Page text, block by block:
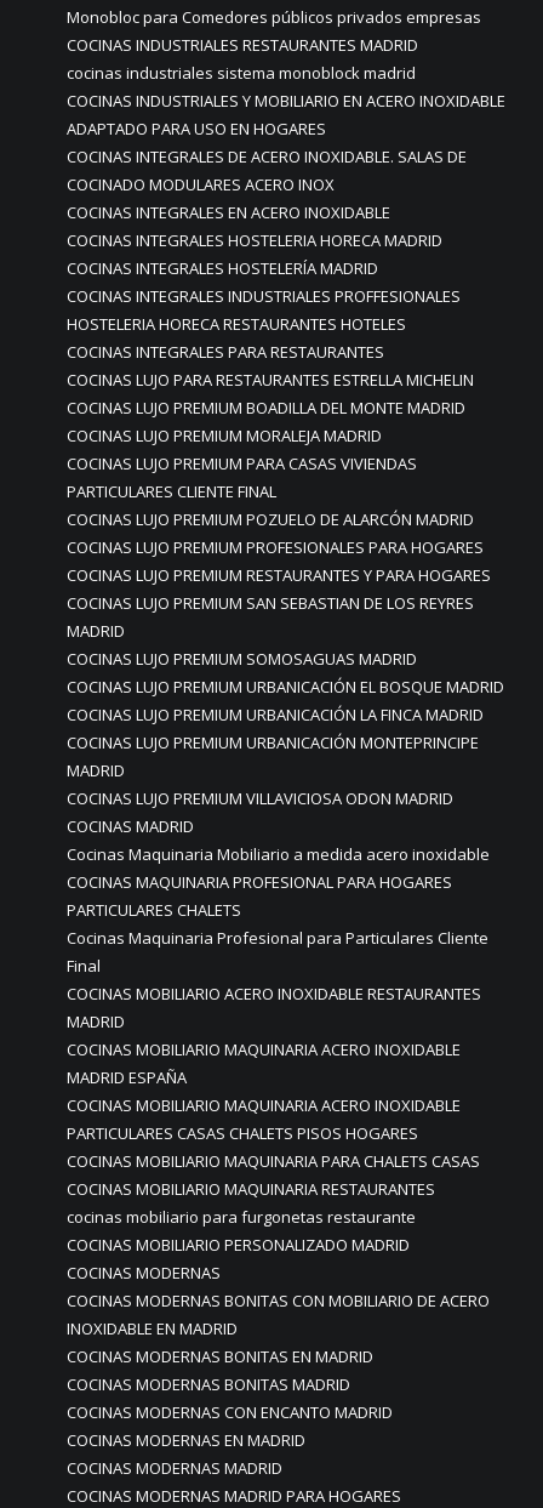
Monobloc para Comedores públicos privados empresas
COCINAS INDUSTRIALES RESTAURANTES MADRID
cocinas industriales sistema monoblock madrid
COCINAS INDUSTRIALES Y MOBILIARIO EN ACERO INOXIDABLE
ADAPTADO PARA USO EN HOGARES
COCINAS INTEGRALES DE ACERO INOXIDABLE. SALAS DE
COCINADO MODULARES ACERO INOX
COCINAS INTEGRALES EN ACERO INOXIDABLE
COCINAS INTEGRALES HOSTELERIA HORECA MADRID
COCINAS INTEGRALES HOSTELERÍA MADRID
COCINAS INTEGRALES INDUSTRIALES PROFFESIONALES
HOSTELERIA HORECA RESTAURANTES HOTELES
COCINAS INTEGRALES PARA RESTAURANTES
COCINAS LUJO PARA RESTAURANTES ESTRELLA MICHELIN
COCINAS LUJO PREMIUM BOADILLA DEL MONTE MADRID
COCINAS LUJO PREMIUM MORALEJA MADRID
COCINAS LUJO PREMIUM PARA CASAS VIVIENDAS
PARTICULARES CLIENTE FINAL
COCINAS LUJO PREMIUM POZUELO DE ALARCÓN MADRID
COCINAS LUJO PREMIUM PROFESIONALES PARA HOGARES
COCINAS LUJO PREMIUM RESTAURANTES Y PARA HOGARES
COCINAS LUJO PREMIUM SAN SEBASTIAN DE LOS REYRES
MADRID
COCINAS LUJO PREMIUM SOMOSAGUAS MADRID
COCINAS LUJO PREMIUM URBANICACIÓN EL BOSQUE MADRID
COCINAS LUJO PREMIUM URBANICACIÓN LA FINCA MADRID
COCINAS LUJO PREMIUM URBANICACIÓN MONTEPRINCIPE
MADRID
COCINAS LUJO PREMIUM VILLAVICIOSA ODON MADRID
COCINAS MADRID
Cocinas Maquinaria Mobiliario a medida acero inoxidable
COCINAS MAQUINARIA PROFESIONAL PARA HOGARES
PARTICULARES CHALETS
Cocinas Maquinaria Profesional para Particulares Cliente
Final
COCINAS MOBILIARIO ACERO INOXIDABLE RESTAURANTES
MADRID
COCINAS MOBILIARIO MAQUINARIA ACERO INOXIDABLE
MADRID ESPAÑA
COCINAS MOBILIARIO MAQUINARIA ACERO INOXIDABLE
PARTICULARES CASAS CHALETS PISOS HOGARES
COCINAS MOBILIARIO MAQUINARIA PARA CHALETS CASAS
COCINAS MOBILIARIO MAQUINARIA RESTAURANTES
cocinas mobiliario para furgonetas restaurante
COCINAS MOBILIARIO PERSONALIZADO MADRID
COCINAS MODERNAS
COCINAS MODERNAS BONITAS CON MOBILIARIO DE ACERO
INOXIDABLE EN MADRID
COCINAS MODERNAS BONITAS EN MADRID
COCINAS MODERNAS BONITAS MADRID
COCINAS MODERNAS CON ENCANTO MADRID
COCINAS MODERNAS EN MADRID
COCINAS MODERNAS MADRID
COCINAS MODERNAS MADRID PARA HOGARES